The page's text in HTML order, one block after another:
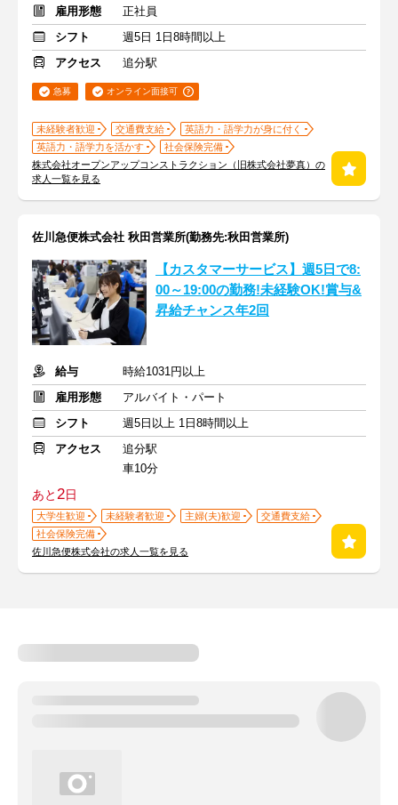
雇用形態
正社員
シフト
週5日 1日8時間以上
アクセス
追分駅
急募 オンライン面接可
未経験者歓迎 交通費支給
英語力・語学力が身に付く
英語力・語学力を活かす
社会保険完備
株式会社オープンアップコンストラクション（旧株式会社夢真）の
求人一覧を見る
佐川急便株式会社 秋田営業所(勤務先:秋田営業所)
【カスタマーサービス】週5日で8:
00～19:00の勤務!未経験OK!賞与&
昇給チャンス年2回
給与
時給1031円以上
雇用形態
アルバイト・パート
シフト
週5日以上 1日8時間以上
アクセス
追分駅
車10分
あと2日
大学生歓迎 未経験者歓迎 主婦(夫)歓迎
交通費支給
社会保険完備
佐川急便株式会社の求人一覧を見る